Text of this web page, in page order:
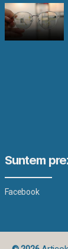
Suntem
Facebook